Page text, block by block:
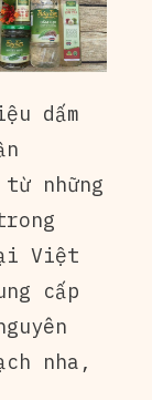
dấm
những
Việt
cấp
nha,